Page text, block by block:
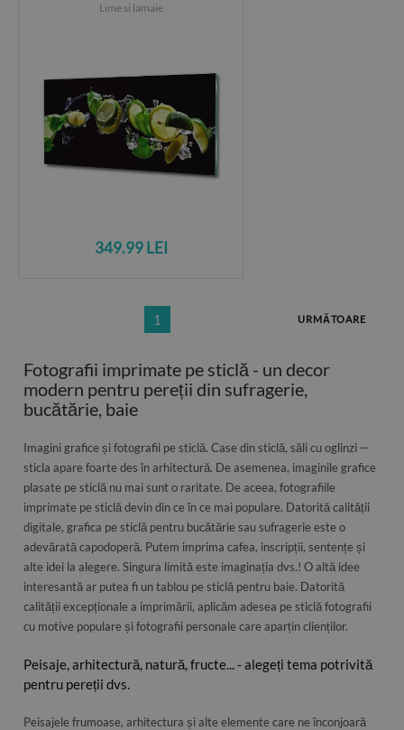
Lime si lamaie
349.99 LEI
1 URMĂTOARE
Fotografii imprimate pe sticlă - un decor
modern pentru pereții din sufragerie,
bucătărie, baie
Imagini grafice și fotografii pe sticlă. Case din sticlă, săli cu oglinzi —
sticla apare foarte des în arhitectură. De asemenea, imaginile grafice
plasate pe sticlă nu mai sunt o raritate. De aceea, fotografiile
imprimate pe sticlă devin din ce în ce mai populare. Datorită calității
digitale, grafica pe sticlă pentru bucătărie sau sufragerie este o
adevărată capodoperă. Putem imprima cafea, inscripții, sentențe și
alte idei la alegere. Singura limită este imaginația dvs.! O altă idee
interesantă ar putea fi un tablou pe sticlă pentru baie. Datorită
calității excepționale a imprimării, aplicăm adesea pe sticlă fotografii
cu motive populare și fotografii personale care aparțin clienților.
Peisaje, arhitectură, natură, fructe... - alegeți tema potrivită
pentru pereții dvs.
Peisajele frumoase, arhitectura și alte elemente care ne înconjoară